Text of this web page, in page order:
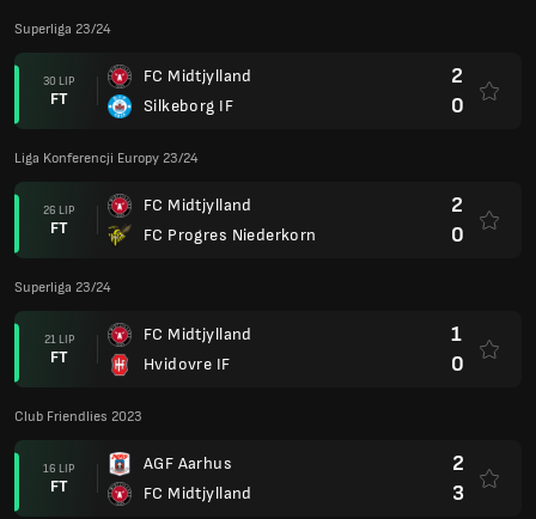
Superliga 23/24
30 LIP
FT
FC Midtjylland
Silkeborg IF
2
0
Liga Konferencji Europy 23/24
26 LIP
FT
FC Midtjylland
FC Progres Niederkorn
2
0
Superliga 23/24
21 LIP
FT
FC Midtjylland
Hvidovre IF
1
0
Club Friendlies 2023
16 LIP
FT
AGF Aarhus
FC Midtjylland
2
3